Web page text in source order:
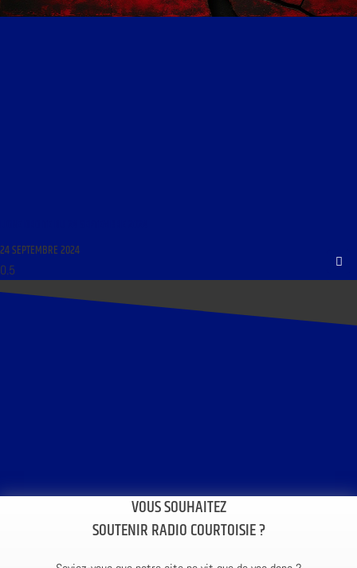
24 SEPTEMBRE 2024
VOUS SOUHAITEZ
SOUTENIR RADIO COURTOISIE ?